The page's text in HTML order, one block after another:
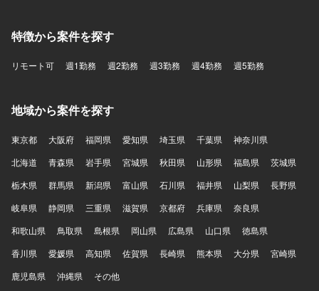
す。CI/CDにはGitHub Actionsを用い、監視はDatadogを利
を活用しています。
特徴から案件を探す
リモート可 週1勤務 週2勤務 週3勤務 週4勤務 週5勤務
地域から案件を探す
東京都 大阪府 福岡県 愛知県 埼玉県 千葉県
神奈川県
北海道
青森県 岩手県 宮城県 秋田県 山形県 福島県
茨城県
栃木県
群馬県 新潟県 富山県 石川県 福井県 山梨県
長野県
岐阜県
静岡県 三重県 滋賀県 京都府 兵庫県
奈良県
和歌山県
鳥取県 島根県 岡山県 広島県 山口県
徳島県
香川県
愛媛県 高知県 佐賀県 長崎県 熊本県 大分県
宮崎県
鹿児島県
沖縄県 その他